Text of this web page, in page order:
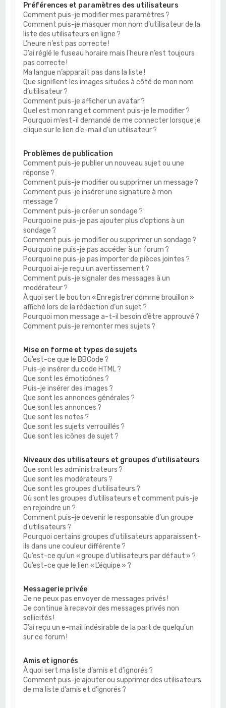
Préférences et paramètres des utilisateurs
Comment puis-je modifier mes paramètres ?
Comment puis-je masquer mon nom d’utilisateur de la
liste des utilisateurs en ligne ?
L’heure n’est pas correcte !
J’ai réglé le fuseau horaire mais l’heure n’est toujours
pas correcte !
Ma langue n’apparaît pas dans la liste !
Que signifient les images situées à côté de mon nom
d’utilisateur ?
Comment puis-je afficher un avatar ?
Quel est mon rang et comment puis-je le modifier ?
Pourquoi m’est-il demandé de me connecter lorsque je
clique sur le lien d’e-mail d’un utilisateur ?
Problèmes de publication
Comment puis-je publier un nouveau sujet ou une
réponse ?
Comment puis-je modifier ou supprimer un message ?
Comment puis-je insérer une signature à mon
message ?
Comment puis-je créer un sondage ?
Pourquoi ne puis-je pas ajouter plus d’options à un
sondage ?
Comment puis-je modifier ou supprimer un sondage ?
Pourquoi ne puis-je pas accéder à un forum ?
Pourquoi ne puis-je pas importer de pièces jointes ?
Pourquoi ai-je reçu un avertissement ?
Comment puis-je signaler des messages à un
modérateur ?
À quoi sert le bouton « Enregistrer comme brouillon »
affiché lors de la rédaction d’un sujet ?
Pourquoi mon message a-t-il besoin d’être approuvé ?
Comment puis-je remonter mes sujets ?
Mise en forme et types de sujets
Qu’est-ce que le BBCode ?
Puis-je insérer du code HTML ?
Que sont les émoticônes ?
Puis-je insérer des images ?
Que sont les annonces générales ?
Que sont les annonces ?
Que sont les notes ?
Que sont les sujets verrouillés ?
Que sont les icônes de sujet ?
Niveaux des utilisateurs et groupes d’utilisateurs
Que sont les administrateurs ?
Que sont les modérateurs ?
Que sont les groupes d’utilisateurs ?
Où sont les groupes d’utilisateurs et comment puis-je
en rejoindre un ?
Comment puis-je devenir le responsable d’un groupe
d’utilisateurs ?
Pourquoi certains groupes d’utilisateurs apparaissent-
ils dans une couleur différente ?
Qu’est-ce qu’un « groupe d’utilisateurs par défaut » ?
Qu’est-ce que le lien « L’équipe » ?
Messagerie privée
Je ne peux pas envoyer de messages privés !
Je continue à recevoir des messages privés non
sollicités !
J’ai reçu un e-mail indésirable de la part de quelqu’un
sur ce forum !
Amis et ignorés
À quoi sert ma liste d’amis et d’ignorés ?
Comment puis-je ajouter ou supprimer des utilisateurs
de ma liste d’amis et d’ignorés ?